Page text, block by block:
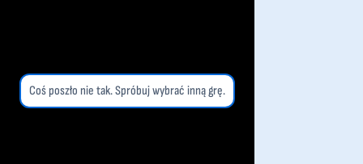
Coś poszło nie tak. Spróbuj wybrać inną grę.